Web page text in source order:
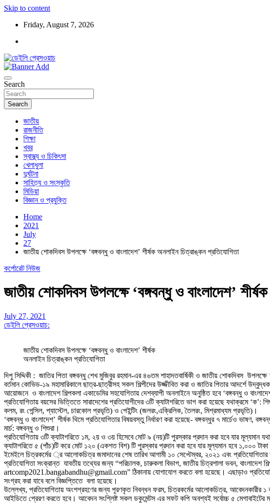
Skip to content
Friday, August 7, 2026
ডেইলি প্রেসওয়াচ
Search
Search
জাতীয়
রাজনীতি
শিক্ষা
খবর
স্বাস্থ্য ও চিকিৎসা
খেলাধুলা
দুর্ঘটনা
সাহিত্য ও সংস্কৃতি
মিডিয়া
বিজ্ঞান ও প্রযুক্তি
Home
2021
July
27
জাতীয় শোকদিবস উপলক্ষে ‘বঙ্গবন্ধু ও বাংলাদেশ’ শীর্ষক অনলাইন চিত্রাঙ্কন প্রতিযোগিতা
কর্পোরেট নিউজ
জাতীয় শোকদিবস উপলক্ষে ‘বঙ্গবন্ধু ও বাংলাদেশ’
July 27, 2021
ডেইলি প্রেসওয়াচ:
জাতীয় শোকদিবস উপলক্ষে ‘বঙ্গবন্ধু ও বাংলাদেশ’ শীর্ষক
অনলাইন চিত্রাঙ্কন প্রতিযোগিতা
দিপু সিদ্দিকী : জাতির পিতা বঙ্গবন্ধু শেখ মুজিবুর রহমান-এর ৪৬তম শাহাদতবার্ষিকী ও জাতীয় শোকদিবস
বর্তমান কোভিড-১৯ মহামারিকালে ছাত্র-ছাত্রীসহ সকল শিল্পীদের উজ্জীবিত করা ও জাতির পিতার আদর্শে
আয়োজনে ও বাংলাদেশ শিল্পকলা একাডেমির সহযোগিতায় দেশব্যাপী অনলাইনে অনুষ্ঠিত হবে ‘বঙ্গবন্ধু ও
প্রতিযোগিতায় বয়সের ভিত্তিতে সারাদেশের প্রতিযোগীদের ৩টি ক্যাটাগরিতে ভাগ করা হয়েছে যথাক্রমে
কলম, রং পেন্সিল, প্যাস্টেল, চারকোল প্রভৃতি) ও পেইন্টিং (জলরং,এক্রিলিক, তৈলরং, মিশ্রমাধ্যম প্রভৃতি)।
‘বঙ্গবন্ধু ও বাংলাদেশ’ শীর্ষক থিমে প্রতিযোগিতার বিষয়বস্তু নির্ধারণ করা হয়েছে- বঙ্গবন্ধুর ৭ মার্চেও
মার্চ: বঙ্গবন্ধু ও শিশুরা।
প্রতিযোগিতায় ৩টি ক্যাটাগরিতে ১ম, ২য় ও ৩য় হিসেবে মোট ৯ (নয়)টি পুরস্কার প্রদান করা হবে যার
ক্যাটাগরিতে ৫ (পাঁচ)টি করে মোট ১২০ (একশত বিশ) টি পুরস্কার প্রদান করা হবে যার মূল্যমান হবে ১,০০০
ইমেইলে চিত্রকর্মের ্র আলোকচিত্র জমাদানের শেষ তারিখ আগামী ১০ সেপ্টেম্বর, ২০২১ এবং প্রতিযোগিতার
প্রতিযোগিতা সংক্রান্ত যাবতীয় তথ্যের জন্য “পরিচালক, চারুকলা বিভাগ, জাতীয় চিত্রশালা ভবন,
artcomp2021.bangabandhu@gmail.com” ঠিকানায় যোগাযোগ করতে বলা হয়েছে। এছাড়াও
সংগ্রহ করা যাবে বলে বিজ্ঞপ্তিতে বলা হয়েছে।
উল্লেখ্য, প্রতিযোগিতায় অংশগ্রহণের জন্য পূরণকৃত নিবন্ধন ফরম, চিত্রকর্মের আলোকচিত্র,
আইডিতে প্রেরণ করতে হবে। আবেদন সংশ্লিষ্ট সকল ডকুমেন্টস এর সফট কপি অবশ্যই সর্বোচ্চ ৫